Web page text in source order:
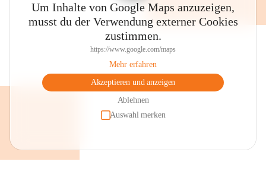
Um Inhalte von Google Maps anzuzeigen,
musst du der Verwendung externer Cookies
zustimmen.
https://www.google.com/maps
Mehr erfahren
Akzeptieren und anzeigen
Ablehnen
Auswahl merken